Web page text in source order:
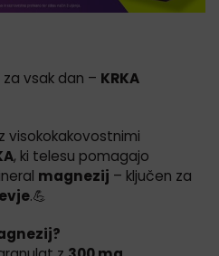
vsak dan – KRKA
visokokakovostnimi
, ki telesu pomagajo
magnezij – ključen za
.💪